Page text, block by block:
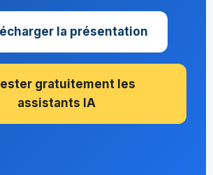
la présentation
gratuitement les
assistants IA